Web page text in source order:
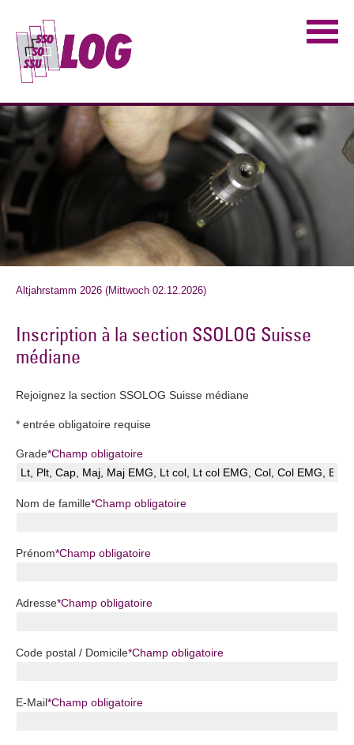
Altjahrstamm 2026 (Mittwoch 02.12.2026)
Inscription à la section SSOLOG Suisse
médiane
Rejoignez la section SSOLOG Suisse médiane
* entrée obligatoire requise
Grade*Champ obligatoire
Nom de famille*Champ obligatoire
Prénom*Champ obligatoire
Adresse*Champ obligatoire
Code postal / Domicile*Champ obligatoire
E-Mail*Champ obligatoire